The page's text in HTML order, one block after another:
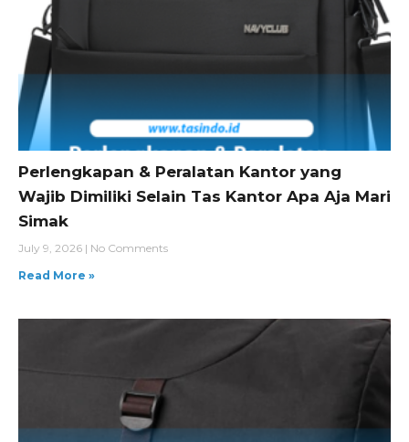
Perlengkapan & Peralatan Kantor yang
Wajib Dimiliki Selain Tas Kantor Apa Aja Mari
Simak
July 9, 2026
No Comments
Read More »